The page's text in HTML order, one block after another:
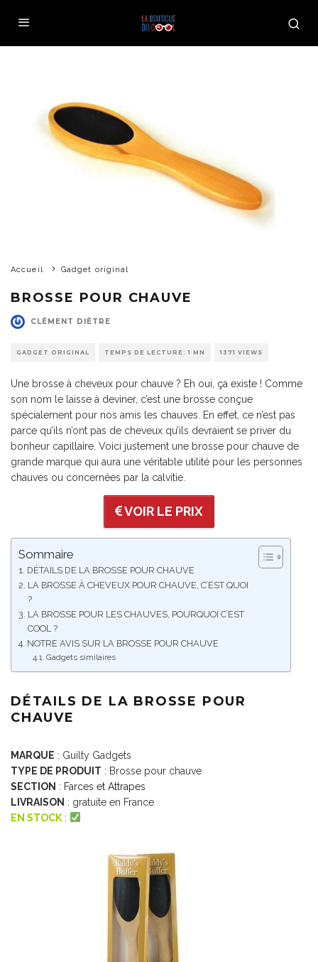
Accueil Gadget original
BROSSE POUR CHAUVE
CLÉMENT DIÈTRE
GADGET ORIGINAL TEMPS DE LECTURE: 1 MN 1371 VIEWS
Une brosse à cheveux pour chauve ? Eh oui, ça existe ! Comme
son nom le laisse à deviner, c’est une brosse conçue
spécialement pour nos amis les chauves. En effet, ce n’est pas
parce qu’ils n’ont pas de cheveux qu’ils devraient se priver du
bonheur capillaire. Voici justement une brosse pour chauve de
grande marque qui aura une véritable utilité pour les personnes
chauves ou concernées par la calvitie.
VOIR LE PRIX
Sommaire
DÉTAILS DE LA BROSSE POUR CHAUVE
LA BROSSE À CHEVEUX POUR CHAUVE, C’EST QUOI
?
LA BROSSE POUR LES CHAUVES, POURQUOI C’EST
COOL ?
NOTRE AVIS SUR LA BROSSE POUR CHAUVE
Gadgets similaires
DÉTAILS DE LA BROSSE POUR
CHAUVE
MARQUE : Guilty Gadgets
TYPE DE PRODUIT : Brosse pour chauve
SECTION : Farces et Attrapes
LIVRAISON : gratuite en France
EN STOCK :